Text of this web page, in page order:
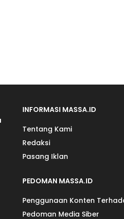
INFORMASI MASSA.ID
Tentang Kami
Redaksi
Pasang Iklan
PEDOMAN MASSA.ID
Penggunaan Konten
Pedoman Media Siber